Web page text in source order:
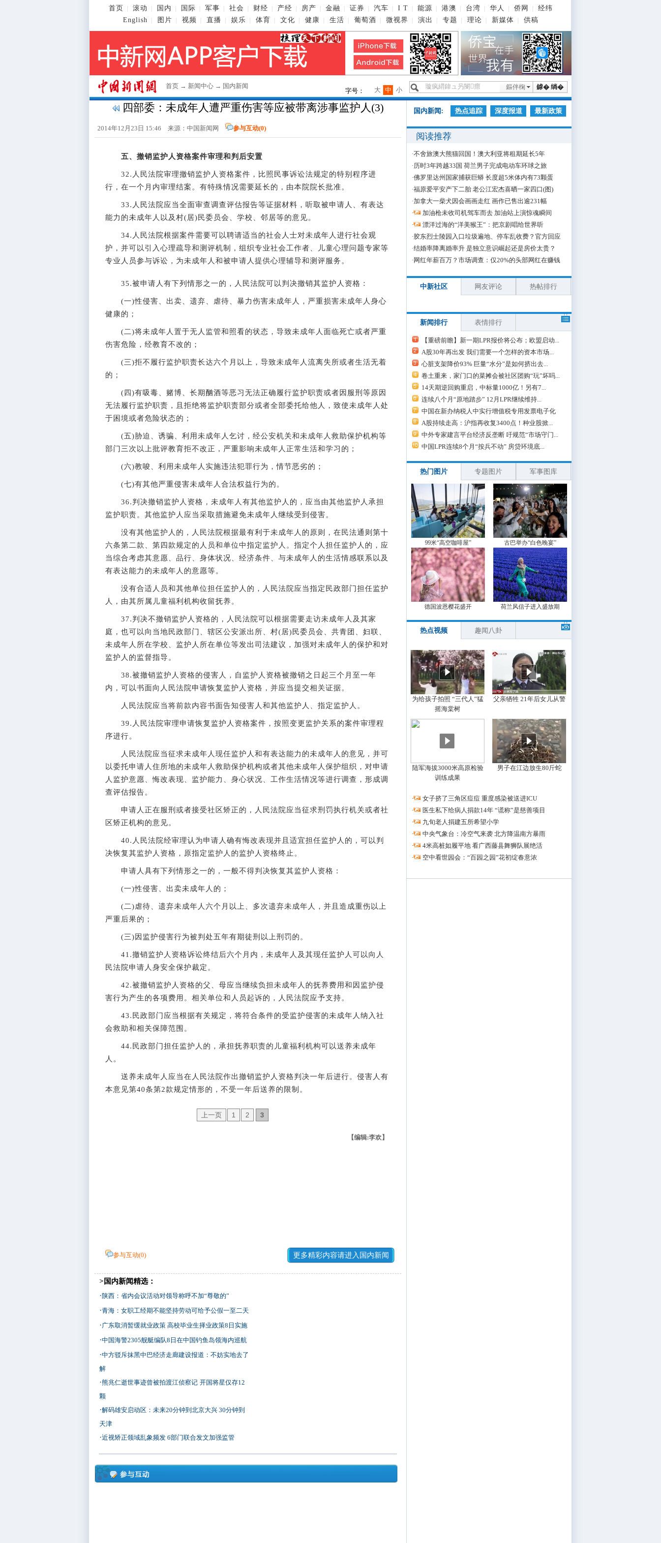
首页 滚动 国内 国际 军事 社会 财经 产经 房产 金融 证券 汽车 I T 能源 港澳 台湾 华人 侨网
经纬
English
图片 视频 直播 娱乐 体育 文化 健康 生活 葡萄酒 微视界 演出 专题 理论 新媒体 供稿
首页 → 新闻中心 → 国内新闻 鎼� 绱�
鏂伴椈
字号： 小
中
大
四部委：未成年人遭严重伤害等应被带离涉事监护人(3)
2014年12月23日 15:46 来源： 中国新闻网 参与互动(0)
五、撤销监护人资格案件审理和判后安置
32.人民法院审理撤销监护人资格案件，比照民事诉讼法规定的特别程序进
行，在一个月内审理结案。有特殊情况需要延长的，由本院院长批准。
33.人民法院应当全面审查调查评估报告等证据材料，听取被申请人、有表达
能力的未成年人以及村(居)民委员会、学校、邻居等的意见。
34.人民法院根据案件需要可以聘请适当的社会人士对未成年人进行社会观
护，并可以引入心理疏导和测评机制，组织专业社会工作者、儿童心理问题专家等
专业人员参与诉讼，为未成年人和被申请人提供心理辅导和测评服务。
35.被申请人有下列情形之一的，人民法院可以判决撤销其监护人资格：
(一)性侵害、出卖、遗弃、虐待、暴力伤害未成年人，严重损害未成年人身心
健康的；
(二)将未成年人置于无人监管和照看的状态，导致未成年人面临死亡或者严重
伤害危险，经教育不改的；
(三)拒不履行监护职责长达六个月以上，导致未成年人流离失所或者生活无着
的；
(四)有吸毒、赌博、长期酗酒等恶习无法正确履行监护职责或者因服刑等原因
无法履行监护职责，且拒绝将监护职责部分或者全部委托给他人，致使未成年人处
于困境或者危险状态的；
(五)胁迫、诱骗、利用未成年人乞讨，经公安机关和未成年人救助保护机构等
部门三次以上批评教育拒不改正，严重影响未成年人正常生活和学习的；
(六)教唆、利用未成年人实施违法犯罪行为，情节恶劣的；
(七)有其他严重侵害未成年人合法权益行为的。
36.判决撤销监护人资格，未成年人有其他监护人的，应当由其他监护人承担
监护职责。其他监护人应当采取措施避免未成年人继续受到侵害。
没有其他监护人的，人民法院根据最有利于未成年人的原则，在民法通则第十
六条第二款、第四款规定的人员和单位中指定监护人。指定个人担任监护人的，应
当综合考虑其意愿、品行、身体状况、经济条件、与未成年人的生活情感联系以及
有表达能力的未成年人的意愿等。
没有合适人员和其他单位担任监护人的，人民法院应当指定民政部门担任监护
人，由其所属儿童福利机构收留抚养。
37.判决不撤销监护人资格的，人民法院可以根据需要走访未成年人及其家
庭，也可以向当地民政部门、辖区公安派出所、村(居)民委员会、共青团、妇联、
未成年人所在学校、监护人所在单位等发出司法建议，加强对未成年人的保护和对
监护人的监督指导。
38.被撤销监护人资格的侵害人，自监护人资格被撤销之日起三个月至一年
内，可以书面向人民法院申请恢复监护人资格，并应当提交相关证据。
人民法院应当将前款内容书面告知侵害人和其他监护人、指定监护人。
39.人民法院审理申请恢复监护人资格案件，按照变更监护关系的案件审理程
序进行。
人民法院应当征求未成年人现任监护人和有表达能力的未成年人的意见，并可
以委托申请人住所地的未成年人救助保护机构或者其他未成年人保护组织，对申请
人监护意愿、悔改表现、监护能力、身心状况、工作生活情况等进行调查，形成调
查评估报告。
申请人正在服刑或者接受社区矫正的，人民法院应当征求刑罚执行机关或者社
区矫正机构的意见。
40.人民法院经审理认为申请人确有悔改表现并且适宜担任监护人的，可以判
决恢复其监护人资格，原指定监护人的监护人资格终止。
申请人具有下列情形之一的，一般不得判决恢复其监护人资格：
(一)性侵害、出卖未成年人的；
(二)虐待、遗弃未成年人六个月以上、多次遗弃未成年人，并且造成重伤以上
严重后果的；
(三)因监护侵害行为被判处五年有期徒刑以上刑罚的。
41.撤销监护人资格诉讼终结后六个月内，未成年人及其现任监护人可以向人
民法院申请人身安全保护裁定。
42.被撤销监护人资格的父、母应当继续负担未成年人的抚养费用和因监护侵
害行为产生的各项费用。相关单位和人员起诉的，人民法院应予支持。
43.民政部门应当根据有关规定，将符合条件的受监护侵害的未成年人纳入社
会救助和相关保障范围。
44.民政部门担任监护人的，承担抚养职责的儿童福利机构可以送养未成年
人。
送养未成年人应当在人民法院作出撤销监护人资格判决一年后进行。侵害人有
本意见第40条第2款规定情形的，不受一年后送养的限制。
上一页 1 2 3
【编辑:李欢】
参与互动(0) 更多精彩内容请进入国内新闻
>国内新闻精选：
·陕西：省内会议活动对领导称呼不加“尊敬的”
·青海：女职工经期不能坚持劳动可给予公假一至二天
·广东取消暂缓就业政策 高校毕业生择业政策8日实施
·中国海警2305舰艇编队8日在中国钓鱼岛领海内巡航
·中方驳斥抹黑中巴经济走廊建设报道：不妨实地去了
解
·熊兆仁逝世事迹曾被拍渡江侦察记 开国将星仅存12
颗
·解码雄安启动区：未来20分钟到北京大兴 30分钟到
天津
·近视矫正领域乱象频发 6部门联合发文加强监管
国内新闻: 热点追踪 深度报道 最新政策
阅读推荐
·不舍旅澳大熊猫回国！澳大利亚将租期延长5年
·历时3年跨越33国 荷兰男子完成电动车环球之旅
·佛罗里达州国家捕获巨蟒 长度超5米体内有73颗蛋
·福原爱平安产下二胎 老公江宏杰喜晒一家四口(图)
·加拿大一柴犬因会画画走红 画作已售出逾231幅
·
加油枪未收司机驾车而去 加油站上演惊魂瞬间
·
漂洋过海的“洋美猴王”：把京剧唱给世界听
·胶东烈士陵园入口垃圾遍地、停车乱收费？官方回应
·结婚率降离婚率升 是独立意识崛起还是房价太贵？
· 网红年薪百万？市场调查：仅20%的头部网红在赚钱
中新社区 网友评论 热帖排行
新闻排行 表情排行
【重磅前瞻】新一期LPR报价将公布；欧盟启动...
A股30年再出发 我们需要一个怎样的资本市场...
心脏支架降价93% 巨量“水分”是如何挤出去...
卷土重来，家门口的菜摊会被社区团购“玩”坏吗...
14天期逆回购重启，中标量1000亿！另有7...
连续八个月“原地踏步” 12月LPR继续维持...
中国在新办纳税人中实行增值税专用发票电子化
A股持续走高：沪指再收复3400点！种业股掀...
中外专家建言平台经济反垄断 吁规范“市场守门...
中国LPR连续8个月“按兵不动” 房贷环境底...
热门图片 专题图片 军事图库
99米“高空咖啡屋” 古巴举办“白色晚宴”
德国波恩樱花盛开 荷兰风信子进入盛放期
热点视频 趣闻八卦
为给孩子拍照 “三代人”猛
摇海棠树
父亲牺牲 21年后女儿从警
陆军海拔3000米高原检验
训练成果
男子在江边放生80斤蛇
·
女子挤了三角区痘痘 重度感染被送进ICU
·
医生私下给病人捐款14年 “谎称”是慈善项目
·
九旬老人捐建五所希望小学
·
中央气象台：冷空气来袭 北方降温南方暴雨
·
4米高桩如履平地 看广西藤县舞狮队展绝活
·
空中看世园会：“百园之园”花初绽春意浓